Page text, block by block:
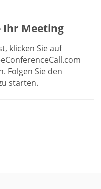
Ihr Meeting
klicken Sie auf
Folgen Sie den
starten.